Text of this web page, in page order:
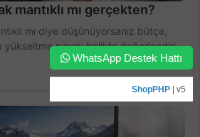
mantıklı mı gerçekten?
mı diye düşünüyorsanız bütçe,
payını birlikte değerlendirin,
WhatsApp Destek Hattı
ShopPHP | v5